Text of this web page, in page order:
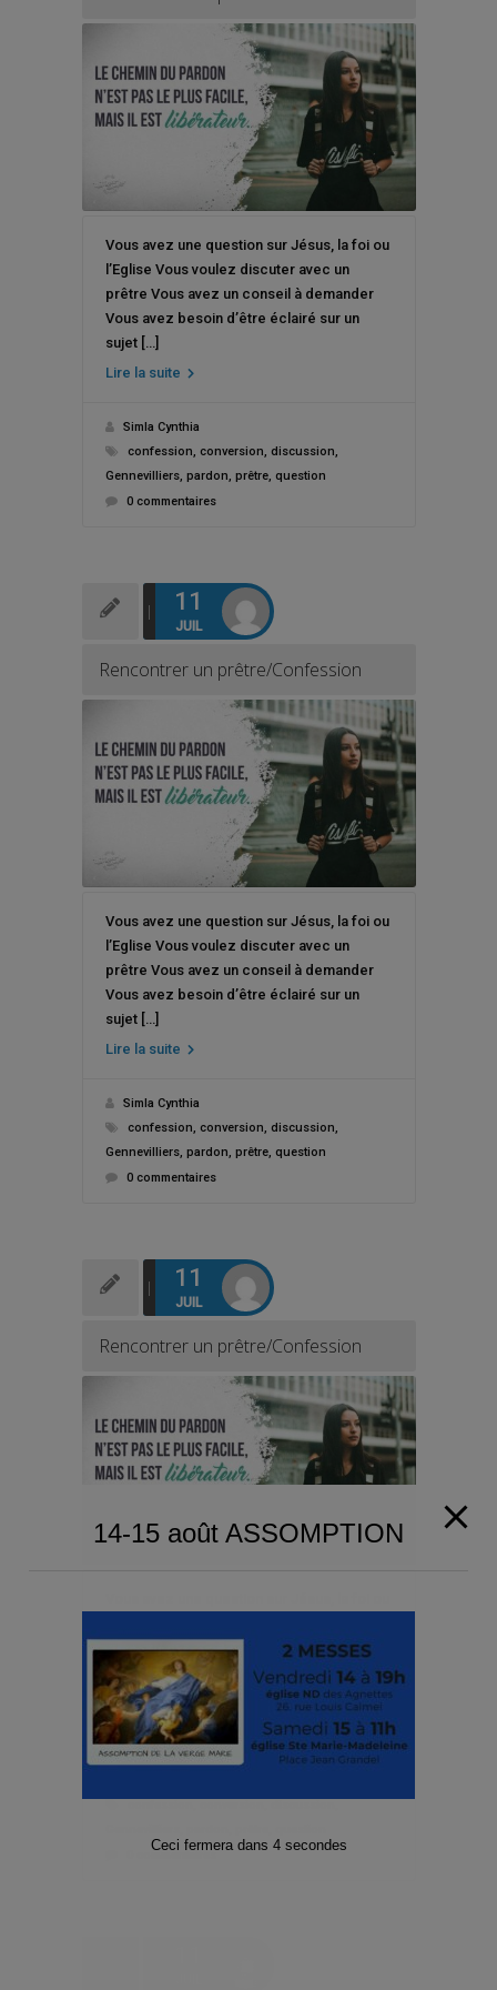
Vous avez une question sur Jésus, la foi ou
l’Eglise Vous voulez discuter avec un
prêtre Vous avez un conseil à demander
Vous avez besoin d’être éclairé sur un
sujet […]
Lire la suite
Simla Cynthia
confession, conversion, discussion,
Gennevilliers, pardon, prêtre, question
0 commentaires
11
JUIL
Rencontrer un prêtre/Confession
Vous avez une question sur Jésus, la foi ou
l’Eglise Vous voulez discuter avec un
prêtre Vous avez un conseil à demander
Vous avez besoin d’être éclairé sur un
sujet […]
Lire la suite
Simla Cynthia
confession, conversion, discussion,
Gennevilliers, pardon, prêtre, question
0 commentaires
11
JUIL
Rencontrer un prêtre/Confession
prêtre Vous avez un conseil à demander
Vous avez besoin d’être éclairé sur un
sujet […]
Lire la suite
0 commentaires
14-15 août ASSOMPTION
Ceci fermera dans 3secondes